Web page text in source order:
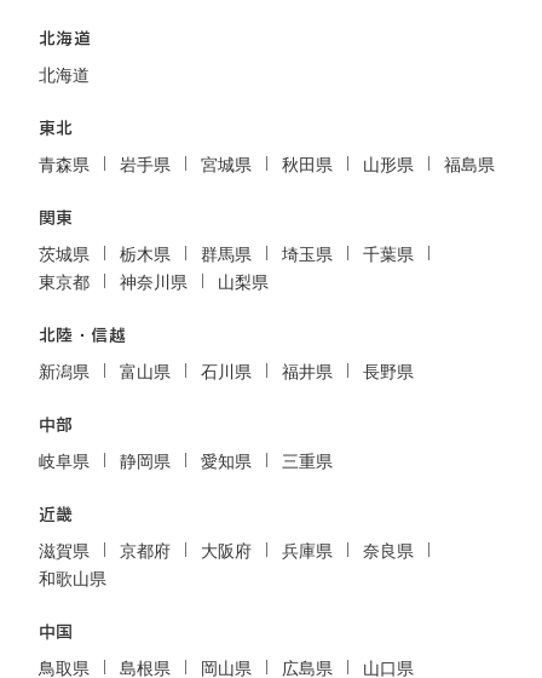
北海道
北海道
東北
青森県 岩手県 宮城県 秋田県 山形県 福島県
関東
茨城県 栃木県 群馬県 埼玉県
千葉県
東京都
神奈川県 山梨県
北陸・信越
新潟県 富山県 石川県 福井県 長野県
中部
岐阜県 静岡県 愛知県 三重県
近畿
滋賀県 京都府 大阪府 兵庫県
奈良県
和歌山県
中国
鳥取県 島根県 岡山県 広島県 山口県